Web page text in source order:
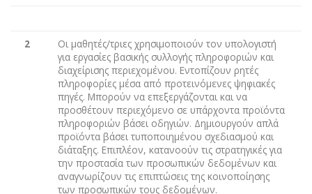
2
Οι μαθητές/τριες χρησιμοποιούν τον υπολογιστή
για εργασίες βασικής συλλογής πληροφοριών και
διαχείρισης περιεχομένου. Εντοπίζουν ρητές
πληροφορίες μέσα από προτεινόμενες ψηφιακές
πηγές. Μπορούν να επεξεργάζονται και να
προσθέτουν περιεχόμενο σε υπάρχοντα προϊόντα
πληροφοριών βάσει οδηγιών. Δημιουργούν απλά
προϊόντα βάσει τυποποιημένου σχεδιασμού και
διάταξης. Επιπλέον, κατανοούν τις στρατηγικές για
την προστασία των προσωπικών δεδομένων και
αναγνωρίζουν τις επιπτώσεις της κοινοποίησης
των προσωπικών τους δεδομένων.